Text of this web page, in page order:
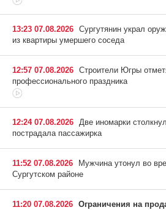
13:23 07.08.2026 Сургутянин украл
из квартиры умершего соседа
12:57 07.08.2026 Строители Югры
профессионального праздника
12:24 07.08.2026 Две иномарки
пострадала пассажирка
11:52 07.08.2026
Мужчина утонул во
Сургутском районе
11:20 07.08.2026 Ограничения на